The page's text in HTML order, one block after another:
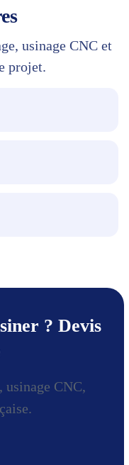
usinage CNC et
projet.
? Devis
usinage CNC,